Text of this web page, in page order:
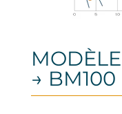
→ BM100